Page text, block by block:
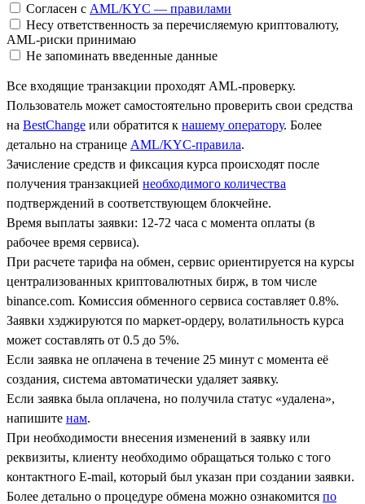
Согласен с AML/KYC — правилами
Несу ответственность за перечисляемую криптовалюту,
AML-риски принимаю
Не запоминать введенные данные
Все входящие транзакции проходят AML-проверку.
Пользователь может самостоятельно проверить свои средства
на BestChange или обратится к нашему оператору. Более
детально на странице AML/KYC-правила.
Зачисление средств и фиксация курса происходят после
получения транзакцией необходимого количества
подтверждений в соответствующем блокчейне.
Время выплаты заявки: 12-72 часа с момента оплаты (в
рабочее время сервиса).
При расчете тарифа на обмен, сервис ориентируется на курсы
централизованных криптовалютных бирж, в том числе
binance.com. Комиссия обменного сервиса составляет 0.8%.
Заявки хэджируются по маркет-ордеру, волатильность курса
может составлять от 0.5 до 5%.
Если заявка не оплачена в течение 25 минут с момента её
создания, система автоматически удаляет заявку.
Если заявка была оплачена, но получила статус «удалена»,
напишите нам.
При необходимости внесения изменений в заявку или
реквизиты, клиенту необходимо обращаться только с того
контактного Е-mail, который был указан при создании заявки.
Более детально о процедуре обмена можно ознакомится по